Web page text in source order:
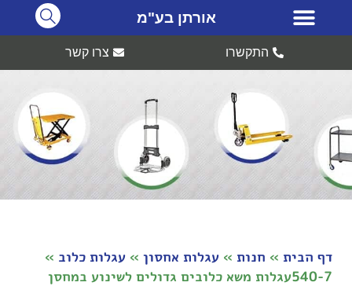
אורתן בע"מ
התקשרו צרו קשר
דף הבית » חנות » עגלות אחסון » עגלות כלוב »
540-7עגלות משא כלובים גדולים לשינוע במחסן